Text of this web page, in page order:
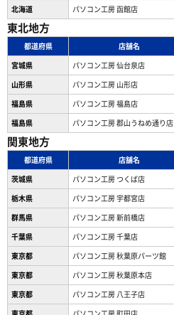
北海道
パソコン工房 函館店
東北地方
都道府県 店舗名
宮城県
パソコン工房 仙台泉店
山形県
パソコン工房 山形店
福島県
パソコン工房 福島店
福島県
パソコン工房 郡山うねめ通り店
関東地方
都道府県 店舗名
茨城県
パソコン工房 つくば店
栃木県
パソコン工房 宇都宮店
群馬県
パソコン工房 新前橋店
千葉県
パソコン工房 千葉店
東京都
パソコン工房 秋葉原パーツ館
東京都
パソコン工房 秋葉原本店
東京都
パソコン工房 八王子店